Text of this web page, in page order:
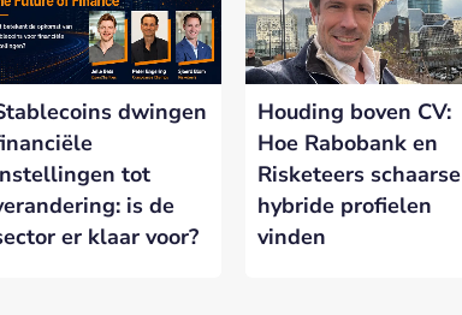
dwingen
tot
is de
er klaar voor?
Houding boven CV:
Hoe Rabobank en
Risketeers schaarse
hybride profielen
vinden